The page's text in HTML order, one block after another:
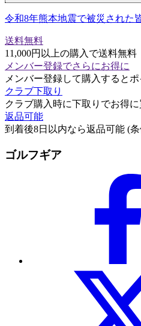
令和8年熊本地震で被災された
送料無料
11,000円以上の購入で送料無料
メンバー登録でさらにお得に
メンバー登録して購入すると
クラブ下取り
クラブ購入時に下取りでお得に
返品可能
到着後8日以内なら返品可能 (
ゴルフギア